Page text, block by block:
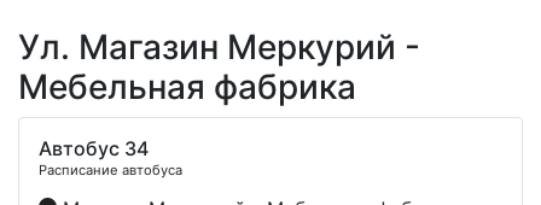
Ул. Магазин Меркурий -
Мебельная фабрика
Автобус 34
Расписание автобуса